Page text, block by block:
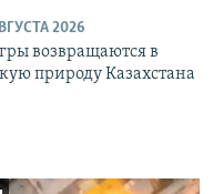
2026
возвращаются в
природу Казахстана